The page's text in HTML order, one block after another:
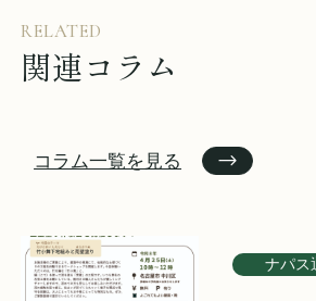
RELATED
関連コラム
コラム一覧を見る
ナパス